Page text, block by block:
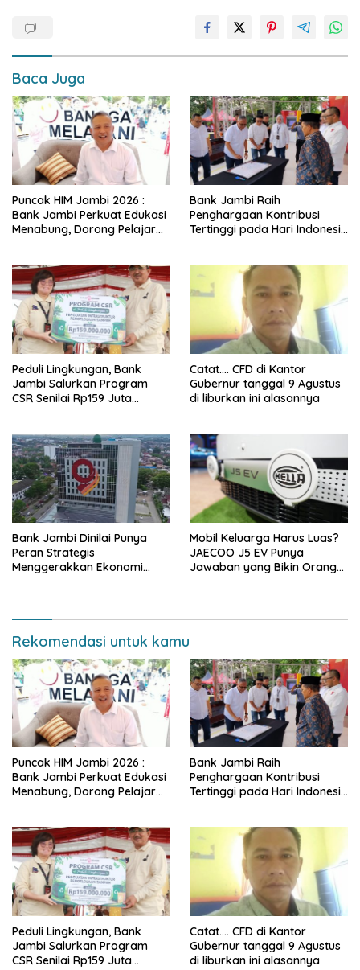
o
k
p
p
n
Baca Juga
Puncak HIM Jambi 2026 :
Bank Jambi Perkuat Edukasi
Menabung, Dorong Pelajar
Bank Jambi Raih
Penghargaan Kontribusi
Tertinggi pada Hari Indonesia
Peduli Lingkungan, Bank
Jambi Salurkan Program
CSR Senilai Rp159 Juta
Catat…. CFD di Kantor
Gubernur tanggal 9 Agustus
di liburkan ini alasannya
Bank Jambi Dinilai Punya
Peran Strategis
Menggerakkan Ekonomi
Mobil Keluarga Harus Luas?
JAECOO J5 EV Punya
Jawaban yang Bikin Orang
Rekomendasi untuk kamu
Puncak HIM Jambi 2026 :
Bank Jambi Perkuat Edukasi
Menabung, Dorong Pelajar
Bank Jambi Raih
Penghargaan Kontribusi
Tertinggi pada Hari Indonesia
Peduli Lingkungan, Bank
Jambi Salurkan Program
CSR Senilai Rp159 Juta
Catat…. CFD di Kantor
Gubernur tanggal 9 Agustus
di liburkan ini alasannya